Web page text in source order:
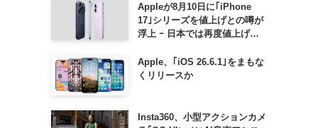
Appleが8月10日に｢iPhone
17｣シリーズを値上げとの噂が
浮上 ｰ 日本では再度値上げの
Apple、｢iOS 26.6.1｣をまもな
くリリースか
Insta360、小型アクションカメ